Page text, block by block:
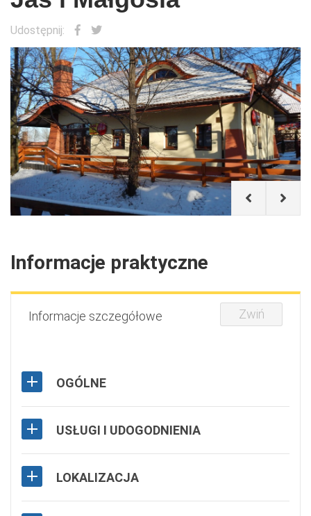
Udostępnij:
Informacje praktyczne
Informacje szczegółowe Zwiń
OGÓLNE
USŁUGI I UDOGODNIENIA
LOKALIZACJA